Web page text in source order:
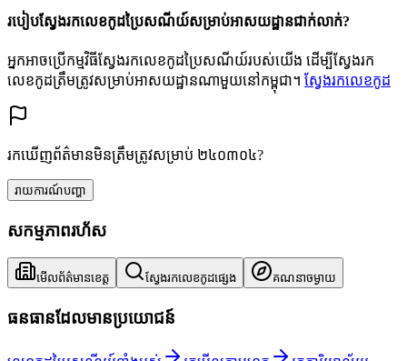
របៀបស្វែងរកលេខកូដប្រៃសណីយ៍សម្រាប់អាសយដ្ឋានជាក់លាក់?
អ្នកអាចប្រើកម្មវិធីស្វែងរកលេខកូដប្រៃសណីយ៍របស់យើង ដើម្បីស្វែងរក
លេខកូដត្រឹមត្រូវសម្រាប់អាសយដ្ឋានណាមួយនៅកម្ពុជា។ ស្វែងរកលេខកូដ
រកឃើញព័ត៌មានមិនត្រឹមត្រូវសម្រាប់ ២៤០៣០៤?
រាយការណ៍បញ្ហា
សកម្មភាពរហ័ស
មើលព័ត៌មានខេត្ត ស្វែងរកលេខកូដផ្សេង គណនាចម្ងាយ
ធនធានដែលមានប្រយោជន៍